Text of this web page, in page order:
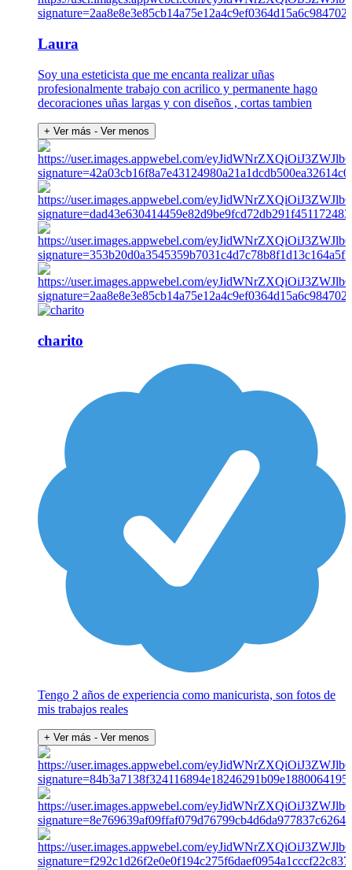
Laura
Soy una esteticista que me encanta realizar uñas
profesionalmente trabajo con acrilico y permanente hago
decoraciones uñas largas y con diseños , cortas tambien
+ Ver más - Ver menos
charito
Tengo 2 años de experiencia como manicurista, son fotos de
mis trabajos reales
+ Ver más - Ver menos